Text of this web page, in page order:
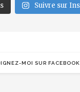
Suivre sur
MOI SUR FACEBOOK